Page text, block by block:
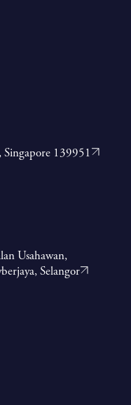
139951
Usahawan,
Selangor